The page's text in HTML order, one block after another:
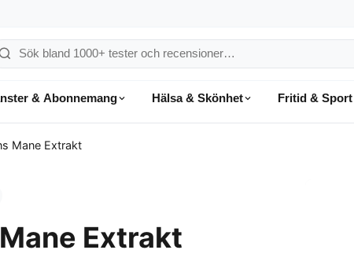
& Abonnemang Hälsa & Skönhet Fritid & Sport
Mane Extrakt
Extrakt